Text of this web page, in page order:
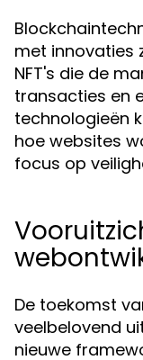
met innovaties
NFT's die de
transacties en
technologieën
hoe websites
focus op
De toekomst
veelbelovend
nieuwe